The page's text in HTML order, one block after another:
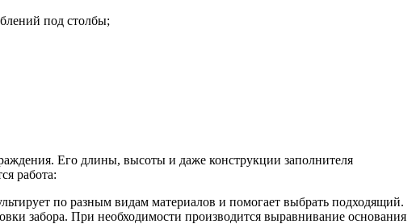
под столбы;
Его длины, высоты и даже конструкции заполнителя
работа:
по разным видам материалов и помогает выбрать подходящий.
забора. При необходимости производится выравнивание основания